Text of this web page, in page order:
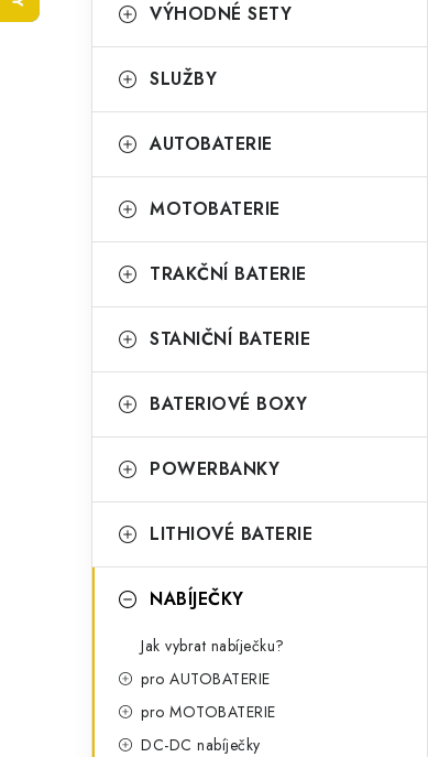
o
t
r
n
n
p
e
kategorie
a
e
o
i
VÝHODNÉ SETY
SLUŽBY
AUTOBATERIE
MOTOBATERIE
TRAKČNÍ BATERIE
STANIČNÍ BATERIE
BATERIOVÉ BOXY
POWERBANKY
LITHIOVÉ BATERIE
NABÍJEČKY
Jak vybrat nabíječku?
pro AUTOBATERIE
pro MOTOBATERIE
DC-DC nabíječky